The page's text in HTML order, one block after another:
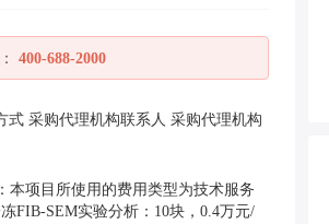
400-688-2000
采购代理机构联系人 采购代理机构
本项目所使用的费用类型为技术服务
FIB-SEM实验分析：10块，0.4万元/